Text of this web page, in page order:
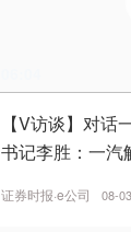
【V访谈】对话
书记李胜：一汽
证券时报·e公司 08-